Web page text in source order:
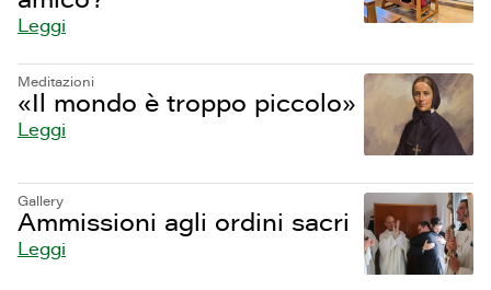
Leggi
Meditazioni
«Il mondo è troppo piccolo»
Leggi
Gallery
Ammissioni agli ordini sacri
Leggi